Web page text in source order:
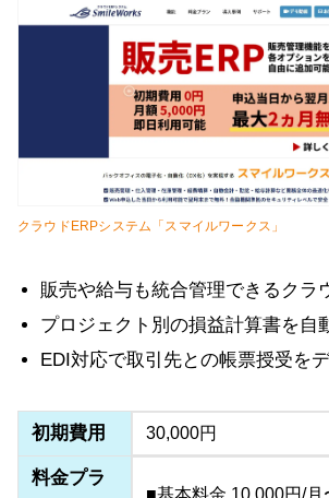
クラウドERPシステム「スマイルワークス」
販売や給与も統合管理できるクラ
プロジェクト別の損益計算書を自
EDI対応で取引先との帳票授受を
初期費用 30,000円
料金プラ